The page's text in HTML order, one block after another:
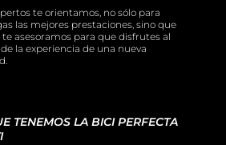
te orientamos, no sólo para
las mejores prestaciones, sino que
asesoramos para que disfrutes al
la experiencia de una nueva
TENEMOS LA BICI PERFECTA